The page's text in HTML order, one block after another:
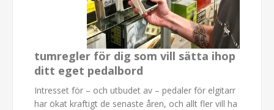
tumregler för dig som vill sätta ihop
ditt eget pedalbord
Intresset för – och utbudet av – pedaler för elgitarr
har ökat kraftigt de senaste åren, och allt fler vill ha